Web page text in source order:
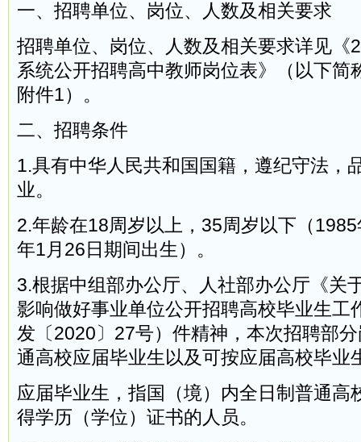
一、招聘单位、岗位、人数及相关要求
招聘单位、岗位、人数及相关要求详见《
系统公开招聘高中教师岗位表》（以下简
附件1）。
二、招聘条件
1.具有中华人民共和国国籍，遵纪守法，
业。
2.年龄在18周岁以上，35周岁以下（
年1月26日期间出生）。
3.根据中组部办公厅、人社部办公厅《关
影响做好事业单位公开招聘高校毕业生工
发〔2020〕27号）件精神，本次招聘部
通高校应届毕业生以及可按应届高校毕业
应届毕业生，指国（境）内全日制普通高
得学历（学位）证书的人员。